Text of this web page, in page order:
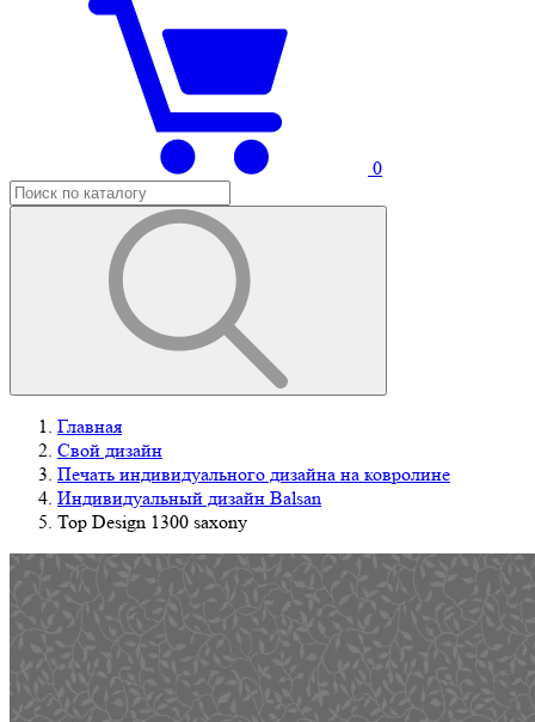
0
Главная
Свой дизайн
Печать индивидуального дизайна на ковролине
Индивидуальный дизайн Balsan
Top Design 1300 saxony